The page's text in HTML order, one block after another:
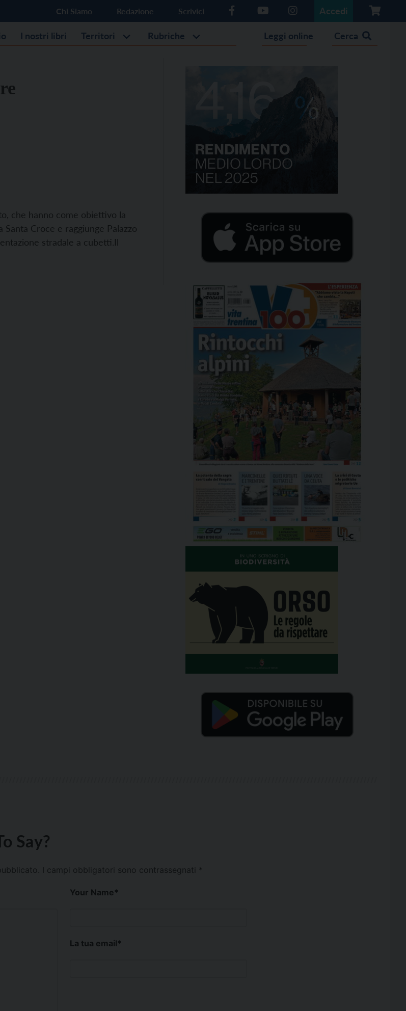
Chi Siamo Redazione Scrivici Accedi
I nostri libri Territori Rubriche Leggi online Cerca
che hanno come obiettivo la
Croce e raggiunge Palazzo
stradale a cubetti.Il
Say?
I campi obbligatori sono contrassegnati *
Your Name*
La tua email*